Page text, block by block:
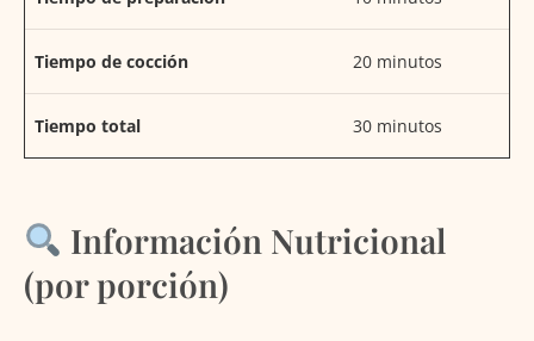
Tiempo de cocción 20 minutos
Tiempo total 30 minutos
Información Nutricional
(por porción)